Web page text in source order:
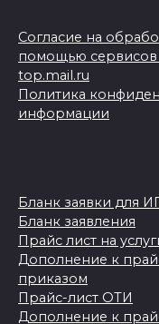
Согласие на
помощью сервисов
top.mail.ru
Политика
информации
Бланк заявки для
Бланк заявления
Прайс лист на
Дополнение к
приказом
Прайс-лист ОТИ
Дополнение к